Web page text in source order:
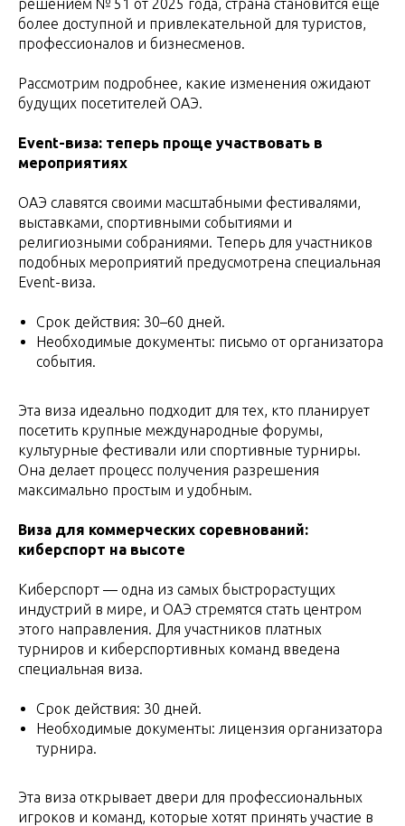
решением № 51 от 2025 года, страна становится еще
более доступной и привлекательной для туристов,
профессионалов и бизнесменов.
Рассмотрим подробнее, какие изменения ожидают
будущих посетителей ОАЭ.
Event-виза: теперь проще участвовать в
мероприятиях
ОАЭ славятся своими масштабными фестивалями,
выставками, спортивными событиями и
религиозными собраниями. Теперь для участников
подобных мероприятий предусмотрена специальная
Event-виза.
Срок действия: 30–60 дней.
Необходимые документы: письмо от организатора
события.
Эта виза идеально подходит для тех, кто планирует
посетить крупные международные форумы,
культурные фестивали или спортивные турниры.
Она делает процесс получения разрешения
максимально простым и удобным.
Виза для коммерческих соревнований:
киберспорт на высоте
Киберспорт — одна из самых быстрорастущих
индустрий в мире, и ОАЭ стремятся стать центром
этого направления. Для участников платных
турниров и киберспортивных команд введена
специальная виза.
Срок действия: 30 дней.
Необходимые документы: лицензия организатора
турнира.
Эта виза открывает двери для профессиональных
игроков и команд, которые хотят принять участие в